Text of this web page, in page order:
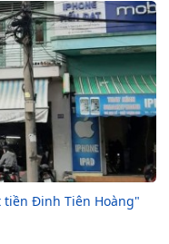
tiền Đinh Tiên Hoàng"